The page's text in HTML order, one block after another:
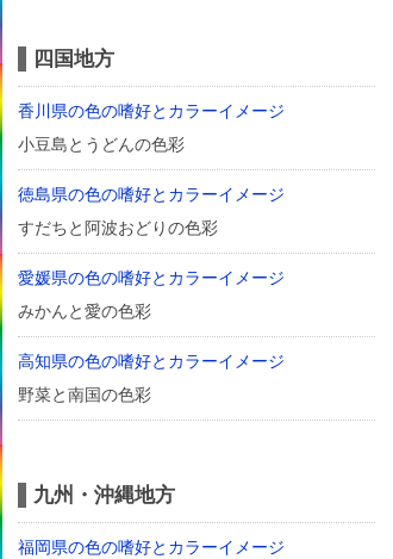
四国地方
香川県の色の嗜好とカラーイメージ
小豆島とうどんの色彩
徳島県の色の嗜好とカラーイメージ
すだちと阿波おどりの色彩
愛媛県の色の嗜好とカラーイメージ
みかんと愛の色彩
高知県の色の嗜好とカラーイメージ
野菜と南国の色彩
九州・沖縄地方
福岡県の色の嗜好とカラーイメージ